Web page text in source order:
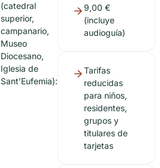
(catedral
superior,
campanario,
Museo
Diocesano,
Iglesia de
Sant’Eufemia):
9,00 €
(incluye
audioguía)
Tarifas
reducidas
para niños,
residentes,
grupos y
titulares de
tarjetas